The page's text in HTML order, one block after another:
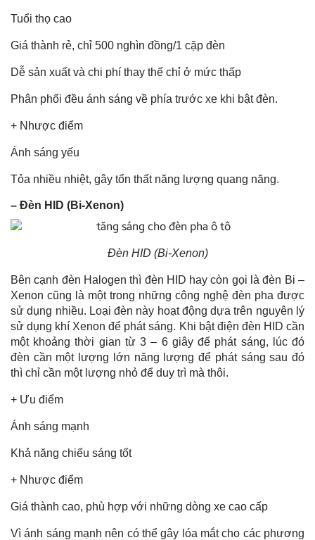
Tuổi thọ cao
Giá thành rẻ, chỉ 500 nghìn đồng/1 cặp đèn
Dễ sản xuất và chi phí thay thế chỉ ở mức thấp
Phân phối đều ánh sáng về phía trước xe khi bật đèn.
+ Nhược điểm
Ánh sáng yếu
Tỏa nhiều nhiệt, gây tổn thất năng lượng quang năng.
– Đèn HID (Bi-Xenon)
Đèn HID (Bi-Xenon)
Bên cạnh đèn Halogen thì đèn HID hay còn gọi là đèn Bi –
Xenon cũng là một trong những công nghệ đèn pha được
sử dụng nhiều. Loại đèn này hoạt động dựa trên nguyên lý
sử dụng khí Xenon để phát sáng. Khi bật điện đèn HID cần
một khoảng thời gian từ 3 – 6 giây để phát sáng, lúc đó
đèn cần một lượng lớn năng lượng để phát sáng sau đó
thì chỉ cần một lượng nhỏ để duy trì mà thôi.
+ Ưu điểm
Ánh sáng mạnh
Khả năng chiếu sáng tốt
+ Nhược điểm
Giá thành cao, phù hợp với những dòng xe cao cấp
Vì ánh sáng mạnh nên có thể gây lóa mắt cho các phương